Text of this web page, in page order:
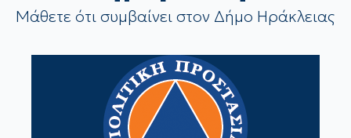
Μάθετε ότι συμβαίνει στον Δήμο Ηράκλειας